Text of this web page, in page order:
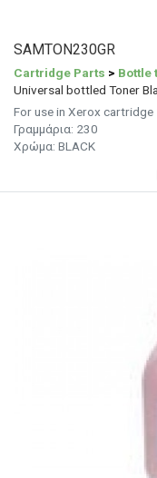
SAMTON230GR
Cartridge Parts > Bottle
Universal bottled Toner
For use in Xerox
Γραμμάρια: 230
Χρώμα: BLACK